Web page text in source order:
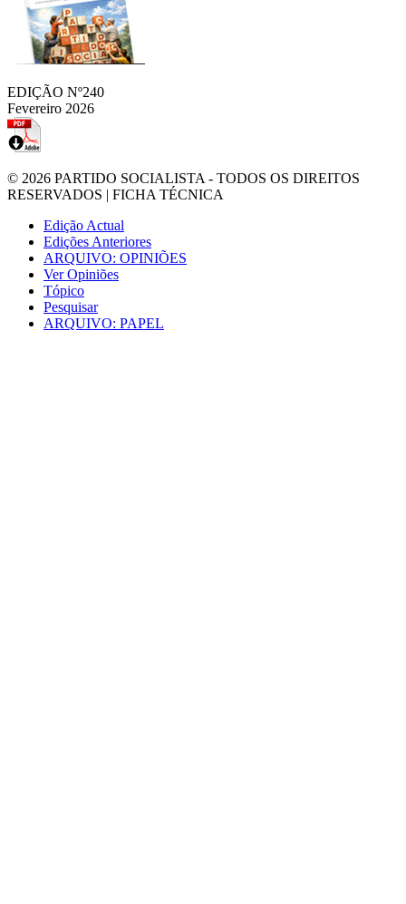
EDIÇÃO Nº240
Fevereiro 2026
© 2026 PARTIDO SOCIALISTA - TODOS OS DIREITOS
RESERVADOS | FICHA TÉCNICA
Edição Actual
Edições Anteriores
ARQUIVO: OPINIÕES
Ver Opiniões
Tópico
Pesquisar
ARQUIVO: PAPEL